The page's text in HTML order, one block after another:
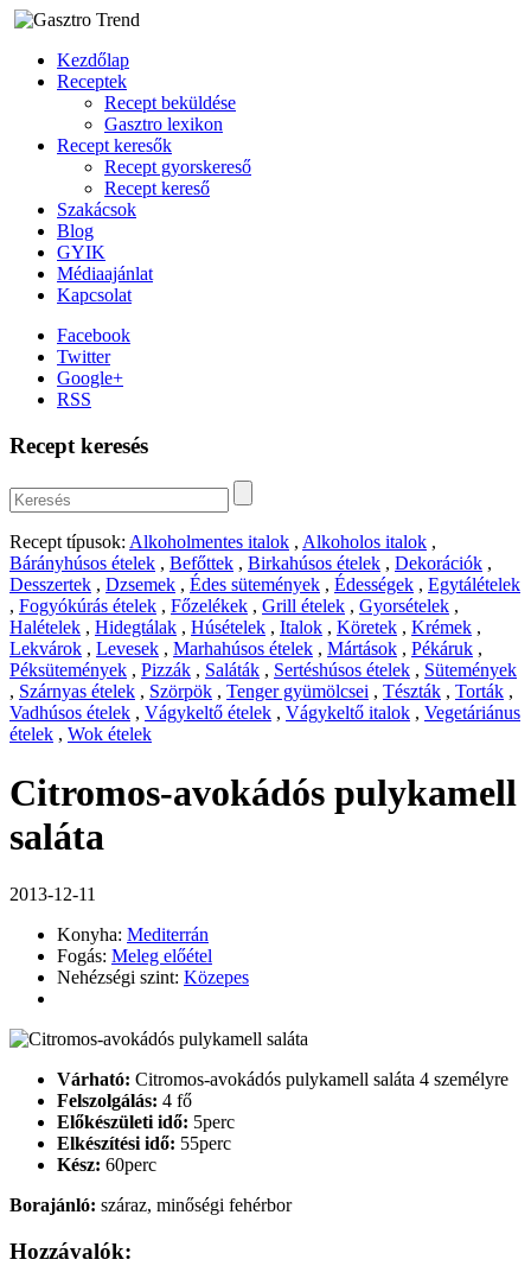
Kezdőlap
Receptek
Recept beküldése
Gasztro lexikon
Recept keresők
Recept gyorskereső
Recept kereső
Szakácsok
Blog
GYIK
Médiaajánlat
Kapcsolat
Facebook
Twitter
Google+
RSS
Recept keresés
Recept típusok: Alkoholmentes italok , Alkoholos italok ,
Bárányhúsos ételek , Befőttek , Birkahúsos ételek , Dekorációk ,
Desszertek , Dzsemek , Édes sütemények , Édességek , Egytálételek
, Fogyókúrás ételek , Főzelékek , Grill ételek , Gyorsételek ,
Halételek , Hidegtálak , Húsételek , Italok , Köretek , Krémek ,
Lekvárok , Levesek , Marhahúsos ételek , Mártások , Pékáruk ,
Péksütemények , Pizzák , Saláták , Sertéshúsos ételek , Sütemények
, Szárnyas ételek , Szörpök , Tenger gyümölcsei , Tészták , Torták ,
Vadhúsos ételek , Vágykeltő ételek , Vágykeltő italok , Vegetáriánus
ételek , Wok ételek
Citromos-avokádós pulykamell
saláta
2013-12-11
Konyha: Mediterrán
Fogás: Meleg előétel
Nehézségi szint: Közepes
Várható: Citromos-avokádós pulykamell saláta 4 személyre
Felszolgálás: 4 fő
Előkészületi idő: 5perc
Elkészítési idő: 55perc
Kész: 60perc
Borajánló: száraz, minőségi fehérbor
Hozzávalók: